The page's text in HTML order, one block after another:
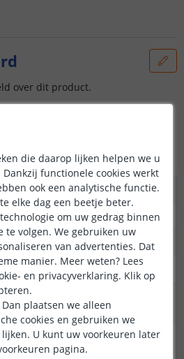
over dit product.
18 Watt
Gloeilamp
2700 - 6500LM
>80
CCT (Instelbaar wit)
2700 (warm wit)
6500 (koud wit)
die daarop lijken helpen we u
functionele cookies werkt
ook een analytische functie.
elke dag een beetje beter.
om uw gedrag binnen
te volgen. We gebruiken uw
van advertenties. Dat
manier. Meer weten? Lees
en privacyverklaring. Klik op
Dan plaatsen we alleen
cookies en gebruiken we
U kunt uw voorkeuren later
pagina.